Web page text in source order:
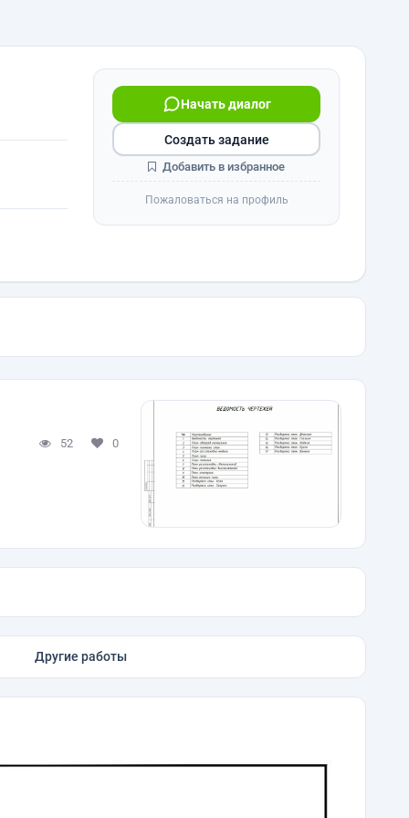
Начать диалог
Создать задание
Добавить в избранное
Пожаловаться на профиль
52 0
Другие работы